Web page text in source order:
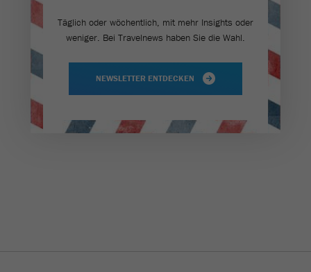
Täglich oder wöchentlich, mit mehr Insights oder
weniger. Bei Travel­news haben Sie die Wahl.
NEWSLETTER ENTDECKEN